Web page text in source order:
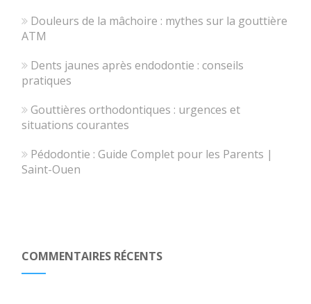
Douleurs de la mâchoire : mythes sur la gouttière
ATM
Dents jaunes après endodontie : conseils
pratiques
Gouttières orthodontiques : urgences et
situations courantes
Pédodontie : Guide Complet pour les Parents |
Saint-Ouen
COMMENTAIRES RÉCENTS